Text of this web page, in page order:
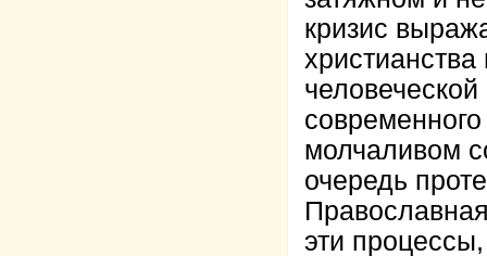
кризис
молчаливом
очередь
эти